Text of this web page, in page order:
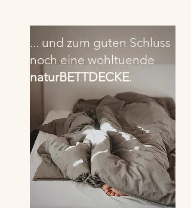
... und zum guten Schluss
noch eine wohltuende
naturBETTDECKE.